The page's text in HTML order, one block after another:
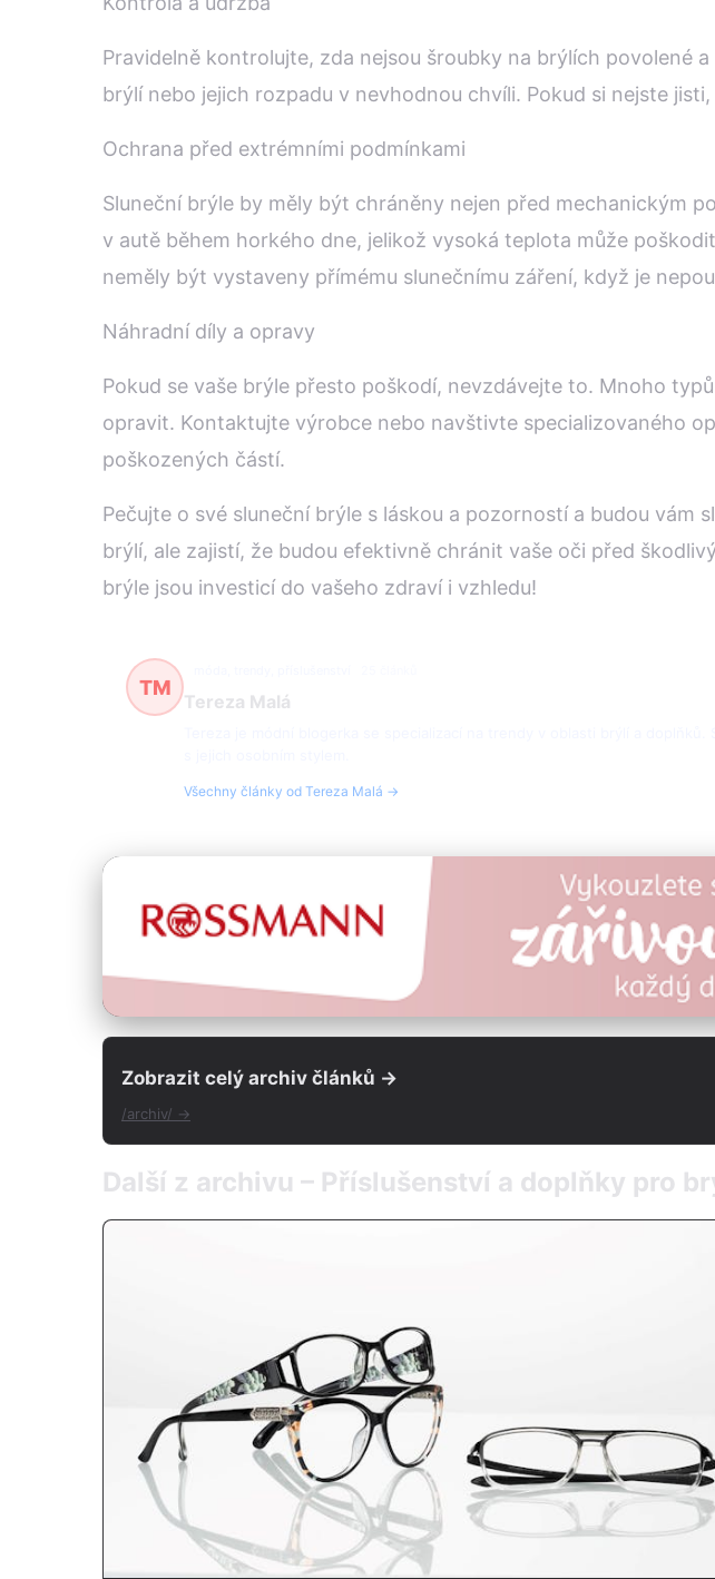
Pravidelně kontrolujte, zda nejsou šroubky na brýlích povolené
brýlí nebo jejich rozpadu v nevhodnou chvíli. Pokud si nejste
Ochrana před extrémními podmínkami
Sluneční brýle by měly být chráněny nejen před mechanickým
v autě během horkého dne, jelikož vysoká teplota může
neměly být vystaveny přímému slunečnímu záření, když je
Náhradní díly a opravy
Pokud se vaše brýle přesto poškodí, nevzdávejte to. Mnoho
opravit. Kontaktujte výrobce nebo navštivte specializovaného
poškozených částí.
Pečujte o své sluneční brýle s láskou a pozorností a budou
brýlí, ale zajistí, že budou efektivně chránit vaše oči před
brýle jsou investicí do vašeho zdraví i vzhledu!
TM
Tereza Malá
Všechny články od Tereza Malá →
Zobrazit celý archiv článků →
/archiv/ →
Další z archivu – Příslušenství a doplňky pro